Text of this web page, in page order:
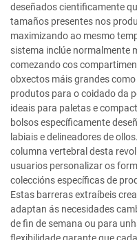
deseñados cientificamente
tamaños presentes nos
maximizando ao mesmo
sistema inclúe normalmente
comezando cos
obxectos máis grandes
produtos para o coidado da
ideais para paletas e
bolsos específicamente
labiais e delineadores de
columna vertebral desta
usuarios personalizar os
coleccións específicas de
Estas barreras extraíbeis
adaptan ás necesidades
de fin de semana ou para